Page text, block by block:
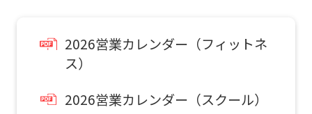
2026営業カレンダー（フィットネ
ス）
2026営業カレンダー（スクール）
translation
Japanese
スクール入会を検討していて、